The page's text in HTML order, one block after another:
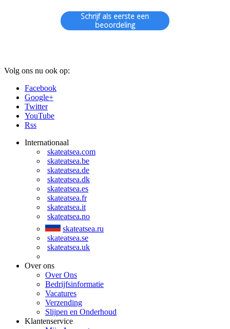
Schrijf als eerste een
beoordeling
Volg ons nu ook op:
Facebook
Google+
Twitter
YouTube
Rss
Internationaal
skateatsea.com
skateatsea.be
skateatsea.de
skateatsea.dk
skateatsea.es
skateatsea.fr
skateatsea.it
skateatsea.no
skateatsea.ru
skateatsea.se
skateatsea.uk
Over ons
Over Ons
Bedrijfsinformatie
Vacatures
Verzending
Slijpen en Onderhoud
Klantenservice